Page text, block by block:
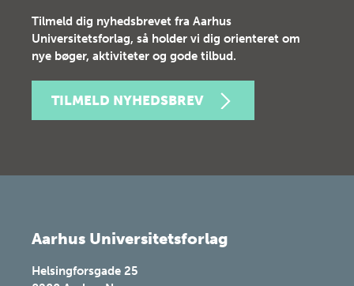
Tilmeld dig nyhedsbrevet fra Aarhus
Universitetsforlag, så holder vi dig orienteret om
nye bøger, aktiviteter og gode tilbud.
TILMELD NYHEDSBREV
Aarhus Universitetsforlag
Helsingforsgade 25